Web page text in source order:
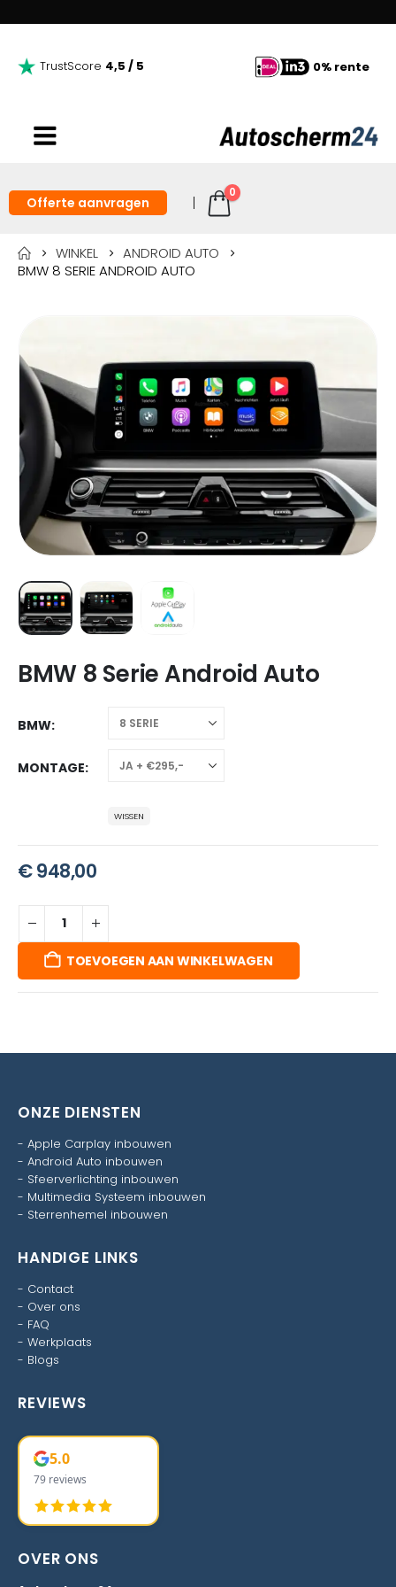
TrustScore 4,5 / 5 0% rente
Offerte aanvragen
0
WINKEL
ANDROID AUTO
BMW 8 SERIE ANDROID AUTO
BMW 8 Serie Android Auto
BMW
MONTAGE
WISSEN
€948,00
TOEVOEGEN AAN WINKELWAGEN
ONZE DIENSTEN
- Apple Carplay inbouwen
- Android Auto inbouwen
- Sfeerverlichting inbouwen
- Multimedia Systeem inbouwen
- Sterrenhemel inbouwen
HANDIGE LINKS
- Contact
- Over ons
- FAQ
- Werkplaats
- Blogs
REVIEWS
5.0
79 reviews
OVER ONS